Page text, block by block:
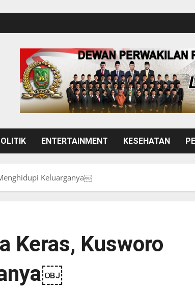
ENTERTAINMENT KESEHATAN
Keluarganya￼
Keras, Kusworo